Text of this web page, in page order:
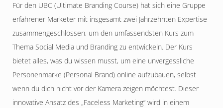
Für den UBC (Ultimate Branding Course) hat sich eine Gruppe
erfahrener Marketer mit insgesamt zwei Jahrzehnten Expertise
zusammengeschlossen, um den umfassendsten Kurs zum
Thema Social Media und Branding zu entwickeln. Der Kurs
bietet alles, was du wissen musst, um eine unvergessliche
Personenmarke (Personal Brand) online aufzubauen, selbst
wenn du dich nicht vor der Kamera zeigen möchtest. Dieser
innovative Ansatz des „Faceless Marketing“ wird in einem